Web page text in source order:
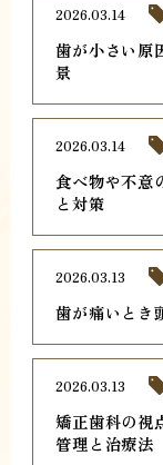
歯が小さい原
景
2026.03.14
食べ物や不意
と対策
2026.03.14
歯が痛いとき
2026.03.13
矯正歯科の視
管理と治療法
2026.03.13